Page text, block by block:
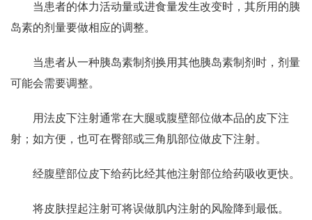
当患者的体力活动量或进食量发生改变时，其所用的胰
岛素的剂量要做相应的调整。
当患者从一种胰岛素制剂换用其他胰岛素制剂时，剂量
可能会需要调整。
用法皮下注射通常在大腿或腹壁部位做本品的皮下注
射；如方便，也可在臀部或三角肌部位做皮下注射。
经腹壁部位皮下给药比经其他注射部位给药吸收更快。
将皮肤捏起注射可将误做肌内注射的风险降到最低。